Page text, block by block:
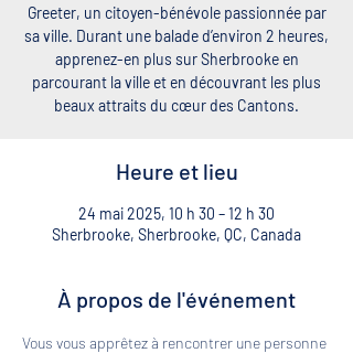
Greeter, un citoyen-bénévole passionnée par
sa ville. Durant une balade d’environ 2 heures,
apprenez-en plus sur Sherbrooke en
parcourant la ville et en découvrant les plus
beaux attraits du cœur des Cantons.
Heure et lieu
24 mai 2025, 10 h 30 – 12 h 30
Sherbrooke, Sherbrooke, QC, Canada
À propos de l'événement
Vous vous apprêtez à rencontrer une personne